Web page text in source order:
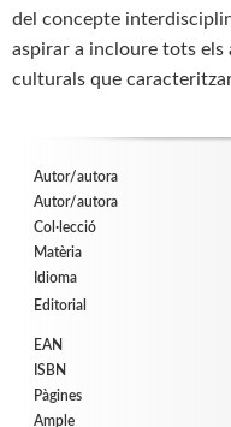
del concepte
aspirar a incloure tots els
culturals que
Autor/autora
Autor/autora
Col·lecció
Matèria
Idioma
Editorial
EAN
ISBN
Pàgines
Ample